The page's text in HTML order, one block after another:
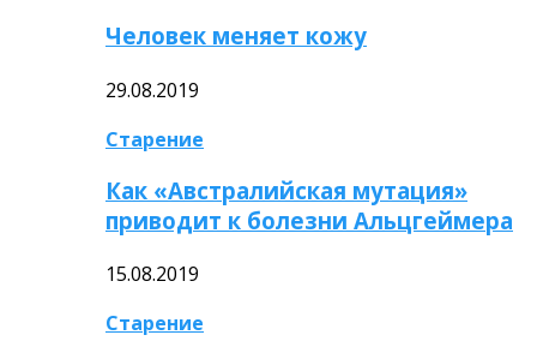
Человек меняет кожу
29.08.2019
Старение
Как «Австралийская мутация»
приводит к болезни Альцгеймера
15.08.2019
Старение